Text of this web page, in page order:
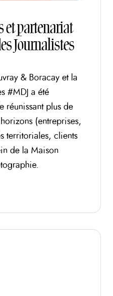
et partenariat
Journalistes
& Boracay et la
#MDJ a été
réunissant plus de
(entreprises,
territoriales, clients
de la Maison